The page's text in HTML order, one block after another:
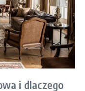
i dlaczego